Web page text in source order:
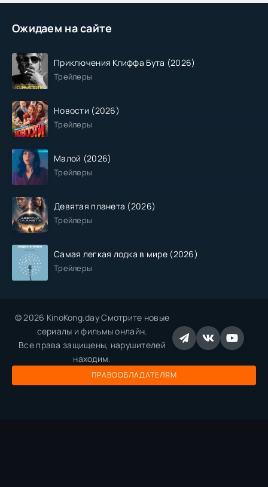
Ожидаем на сайте
Приключения Клиффа Бута (2026)
Трейлеры
Новости (2026)
Трейлеры
Малой (2026)
Трейлеры
Девятая планета (2026)
Трейлеры
Самая легкая лодка в мире (2026)
Трейлеры
© 2026 KinoKong.day Смотрите новые
сериалы и фильмы онлайн.
Все права защищены, нарушителей
находим.
ПРАВООБЛАДАТЕЛЯМ